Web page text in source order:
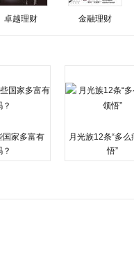
卓越理财 金融理财
国家多富有
？
月光族12条“多么
悟”